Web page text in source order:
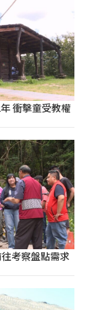
衝擊童受教權
考察盤點需求